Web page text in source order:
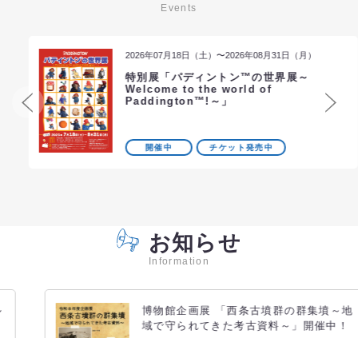
Events
開催中 チケット発売中
2026年07月18日（土）〜2026年08月31日（月）
特別展「パディントン™の世界展～
Welcome to the world of
Paddington™!～」
お知らせ
Information
博物館企画展 「西条古墳群の群集墳～地
域で守られてきた考古資料～」開催中！